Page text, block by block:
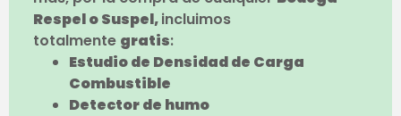
Respel o Suspel,incluimos
totalmente gratis:
Estudio de Densidad de Carga
Combustible
Detector de humo